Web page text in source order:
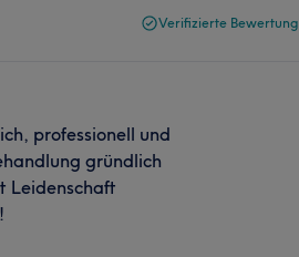
Verifizierte Bewertung
professionell und
gründlich
Leidenschaft